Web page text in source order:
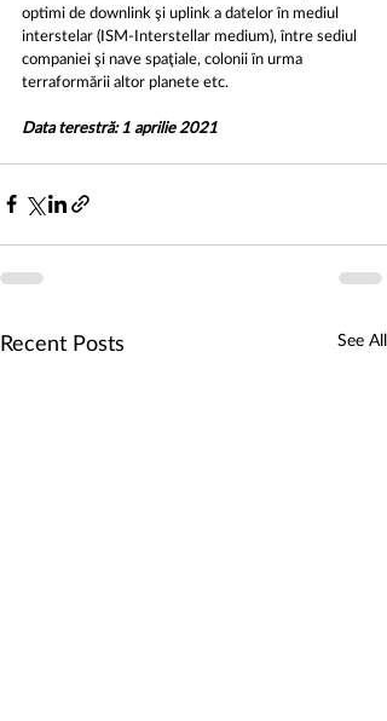
optimi de downlink şi uplink a datelor în mediul
interstelar (ISM-Interstellar medium), între sediul
companiei şi nave spaţiale, colonii în urma
terraformării altor planete etc.
Data terestră: 1 aprilie 2021
Recent Posts See All